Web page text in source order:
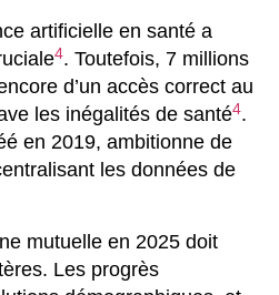
artificielle en santé a
4. Toutefois, 7 millions
d’un accès correct au
les inégalités de santé4.
en 2019, ambitionne de
les données de
mutuelle en 2025 doit
Les progrès